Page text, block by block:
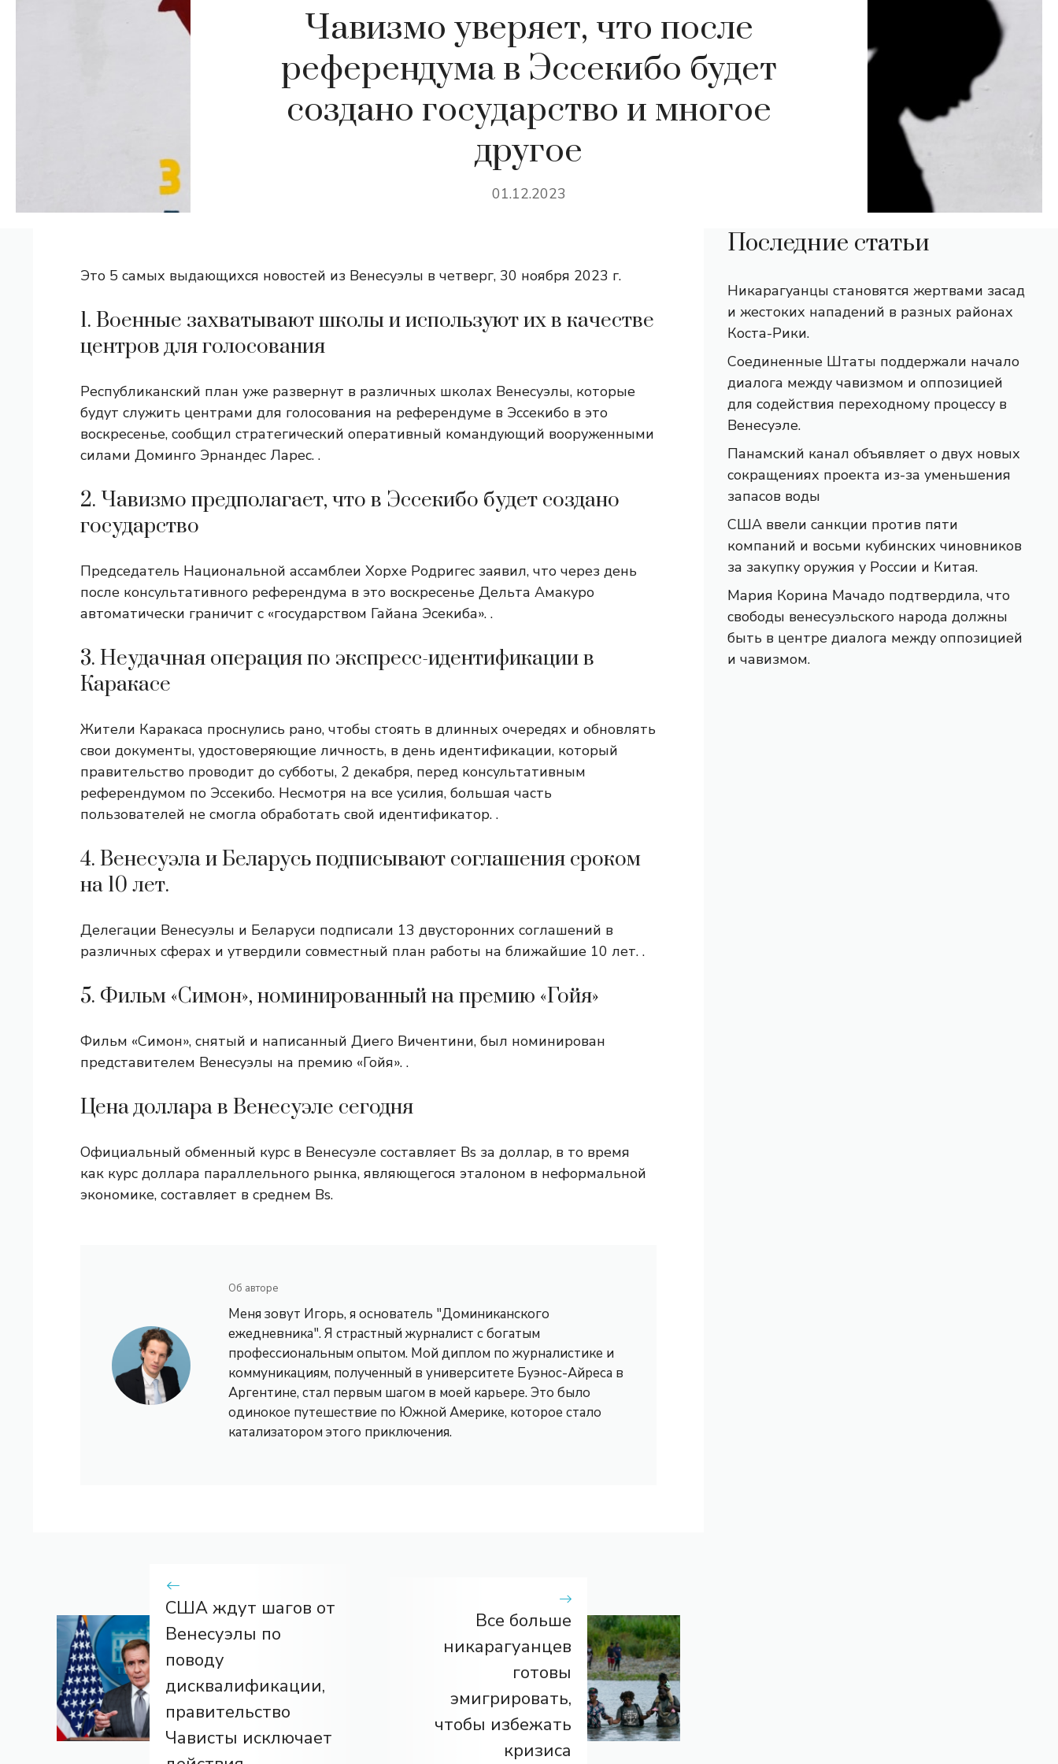
Чавизмо уверяет, что после
референдума в Эссекибо будет
создано государство и многое
другое
01.12.2023
Это 5 самых выдающихся новостей из Венесуэлы в четверг, 30 ноября 2023 г.
1. Военные захватывают школы и используют их в качестве
центров для голосования
Республиканский план уже развернут в различных школах Венесуэлы, которые
будут служить центрами для голосования на референдуме в Эссекибо в это
воскресенье, сообщил стратегический оперативный командующий вооруженными
силами Доминго Эрнандес Ларес. .
2. Чавизмо предполагает, что в Эссекибо будет создано
государство
Председатель Национальной ассамблеи Хорхе Родригес заявил, что через день
после консультативного референдума в это воскресенье Дельта Амакуро
автоматически граничит с «государством Гайана Эсекиба». .
3. Неудачная операция по экспресс-идентификации в
Каракасе
Жители Каракаса проснулись рано, чтобы стоять в длинных очередях и обновлять
свои документы, удостоверяющие личность, в день идентификации, который
правительство проводит до субботы, 2 декабря, перед консультативным
референдумом по Эссекибо. Несмотря на все усилия, большая часть
пользователей не смогла обработать свой идентификатор. .
4. Венесуэла и Беларусь подписывают соглашения сроком
на 10 лет.
Делегации Венесуэлы и Беларуси подписали 13 двусторонних соглашений в
различных сферах и утвердили совместный план работы на ближайшие 10 лет. .
5. Фильм «Симон», номинированный на премию «Гойя»
Фильм «Симон», снятый и написанный Диего Вичентини, был номинирован
представителем Венесуэлы на премию «Гойя». .
Цена доллара в Венесуэле сегодня
Официальный обменный курс в Венесуэле составляет Bs за доллар, в то время
как курс доллара параллельного рынка, являющегося эталоном в неформальной
экономике, составляет в среднем Bs.
Об авторе
Меня зовут Игорь, я основатель "Доминиканского
ежедневника". Я страстный журналист с богатым
профессиональным опытом. Мой диплом по журналистике и
коммуникациям, полученный в университете Буэнос-Айреса в
Аргентине, стал первым шагом в моей карьере. Это было
одинокое путешествие по Южной Америке, которое стало
катализатором этого приключения.
США ждут шагов от
Венесуэлы по
поводу
дисквалификации,
правительство
Чависты исключает
Все больше
никарагуанцев
готовы
эмигрировать,
чтобы избежать
кризиса
Последние статьи
Никарагуанцы становятся жертвами засад
и жестоких нападений в разных районах
Коста-Рики.
Соединенные Штаты поддержали начало
диалога между чавизмом и оппозицией
для содействия переходному процессу в
Венесуэле.
Панамский канал объявляет о двух новых
сокращениях проекта из-за уменьшения
запасов воды
США ввели санкции против пяти
компаний и восьми кубинских чиновников
за закупку оружия у России и Китая.
Мария Корина Мачадо подтвердила, что
свободы венесуэльского народа должны
быть в центре диалога между оппозицией
и чавизмом.